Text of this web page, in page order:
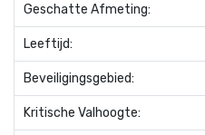
Geschatte Afmeting:
Leeftijd:
Beveiligingsgebied:
Kritische Valhoogte: